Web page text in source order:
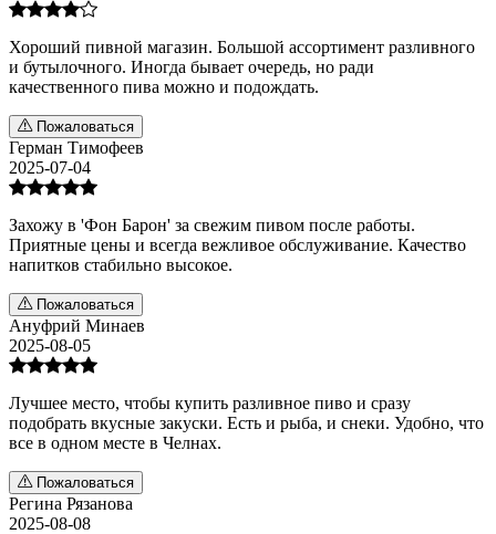
Хороший пивной магазин. Большой ассортимент разливного
и бутылочного. Иногда бывает очередь, но ради
качественного пива можно и подождать.
Пожаловаться
Герман Тимофеев
2025-07-04
Захожу в 'Фон Барон' за свежим пивом после работы.
Приятные цены и всегда вежливое обслуживание. Качество
напитков стабильно высокое.
Пожаловаться
Ануфрий Минаев
2025-08-05
Лучшее место, чтобы купить разливное пиво и сразу
подобрать вкусные закуски. Есть и рыба, и снеки. Удобно, что
все в одном месте в Челнах.
Пожаловаться
Регина Рязанова
2025-08-08